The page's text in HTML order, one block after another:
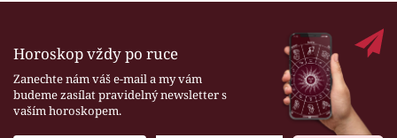
Horoskop vždy po ruce
Zanechte nám váš e-mail a my vám
budeme zasílat pravidelný newsletter s
vaším horoskopem.